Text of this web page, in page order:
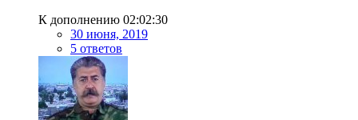
К дополнению 02:02:30
30 июня, 2019
5 ответов